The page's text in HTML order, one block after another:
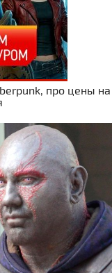
про цены на